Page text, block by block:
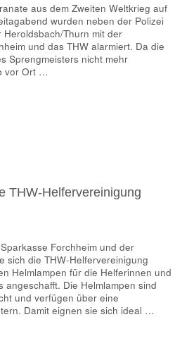
aus dem Zweiten Weltkrieg auf
wurden neben der Polizei
Thurn mit der
und das THW alarmiert. Da die
Sprengmeisters nicht mehr
vor Ort …
THW-Helfervereinigung
Forchheim und der
sich die THW-Helfervereinigung
Helmlampen für die Helferinnen und
angeschafft. Die Helmlampen sind
und verfügen über eine
Damit eignen sie sich ideal …